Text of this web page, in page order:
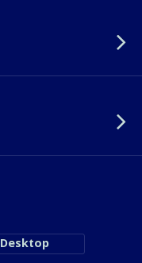
Desktop